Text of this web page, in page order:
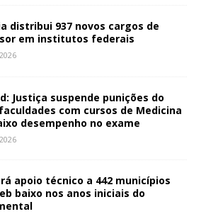
distribui 937 novos cargos de
em institutos federais
Justiça suspende punições do
faculdades com cursos de Medicina
desempenho no exame
apoio técnico a 442 municípios
baixo nos anos iniciais do